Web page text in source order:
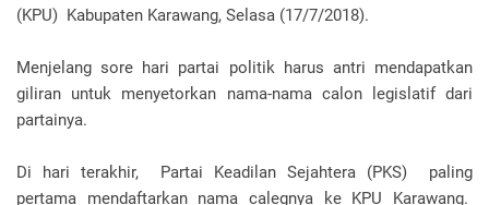
(KPU) Kabupaten Karawang, Selasa (17/7/2018).
Menjelang sore hari partai politik harus antri mendapatkan
giliran untuk menyetorkan nama-nama calon legislatif dari
partainya.
Di hari terakhir, Partai Keadilan Sejahtera (PKS) paling
pertama mendaftarkan nama calegnya ke KPU Karawang.